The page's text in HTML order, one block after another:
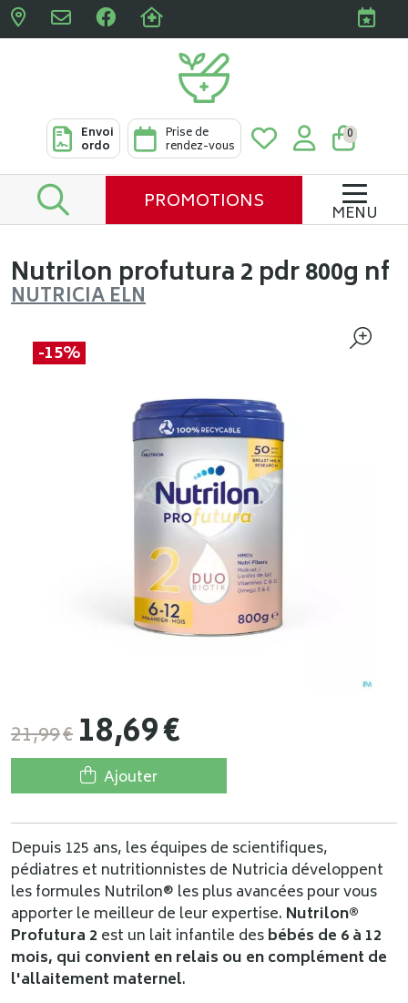
Pharmacies Clabots &
Envoi
ordo
Prise de
rendez-vous
0
PROMOTIONS MENU
Nutrilon profutura 2 pdr 800g nf
NUTRICIA ELN
-15%
21,99€ 18,69€
Ajouter
Depuis 125 ans, les équipes de scientifiques,
pédiatres et nutritionnistes de Nutricia développent
les formules Nutrilon® les plus avancées pour vous
apporter le meilleur de leur expertise. Nutrilon®
Profutura 2 est un lait infantile desbébés de 6 à 12
mois, qui convient en relais ou en complément de
l'allaitement maternel.